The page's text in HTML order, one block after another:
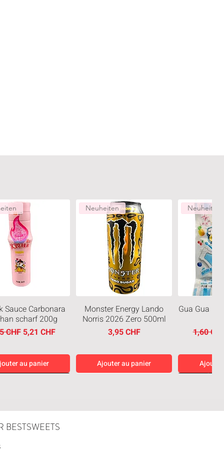
Sauce Carbonara
scharf 200g
original
CHF Prix promotionnel
5,21 CHF
au panier
Neuheiten
Monster Energy Lando
Norris 2026 Zero 500ml
Prix
3,95 CHF
Ajouter au panier
Neuheiten
Gua Gua
Prix
1,60
BESTSWEETS